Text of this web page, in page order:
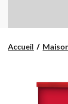
Accueil